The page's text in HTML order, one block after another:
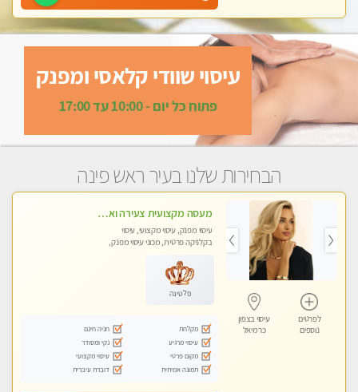
עיסוי שוודי קלאסי ומפנק
פתוח כל יום - 10:00 עד 17:00
הבחירות שלנו בעיר ראש פינה
לפרטים
נוספים
עיסוי בצפון
כרמיאל
מעסה מקצועית צעירה ואיכותית לעיסוי מרגיע ומפנק VIP-מומלץ לחלוטין! פרטי! ​​​​​​ Highly recommended
עיסוי מפנק, עיסוי מקצועי, עיסוי
בקלניקה פרטית, מכוני עיסוי מפנק,
פלטינה
מקלחת
חניה חינם
עיסוי מרגיע
נקי ומסודר
מקום פרטי
עיסוי מקצועי
תמונה אמיתית
דוברת עיברית